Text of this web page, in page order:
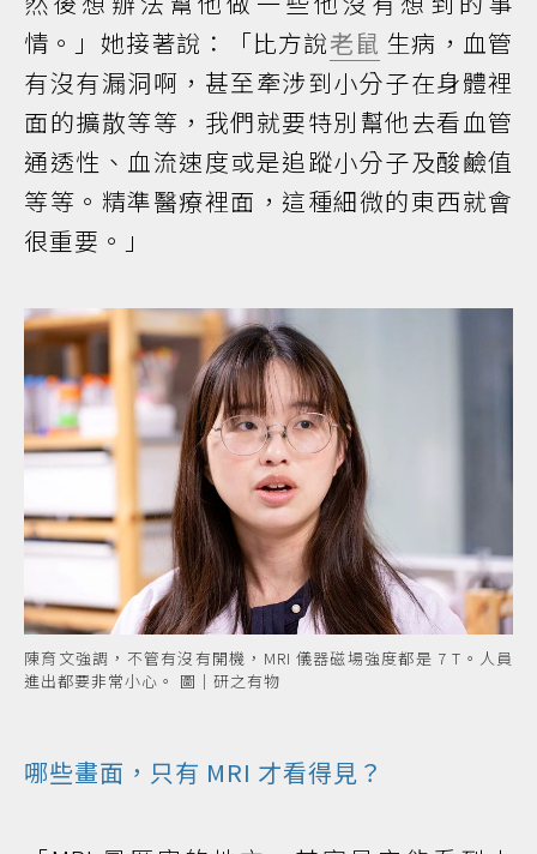
情。」她接著說：「比方說老鼠 生病，血管
有沒有漏洞啊，甚至牽涉到小分子在身體裡
面的擴散等等，我們就要特別幫他去看血管
通透性、血流速度或是追蹤小分子及酸鹼值
等等。精準醫療裡面，這種細微的東西就會
很重要。」
陳育文強調，不管有沒有開機，MRI 儀器磁場強度都是 7 T。人員
進出都要非常小心。 圖｜研之有物
哪些畫面，只有 MRI 才看得見？